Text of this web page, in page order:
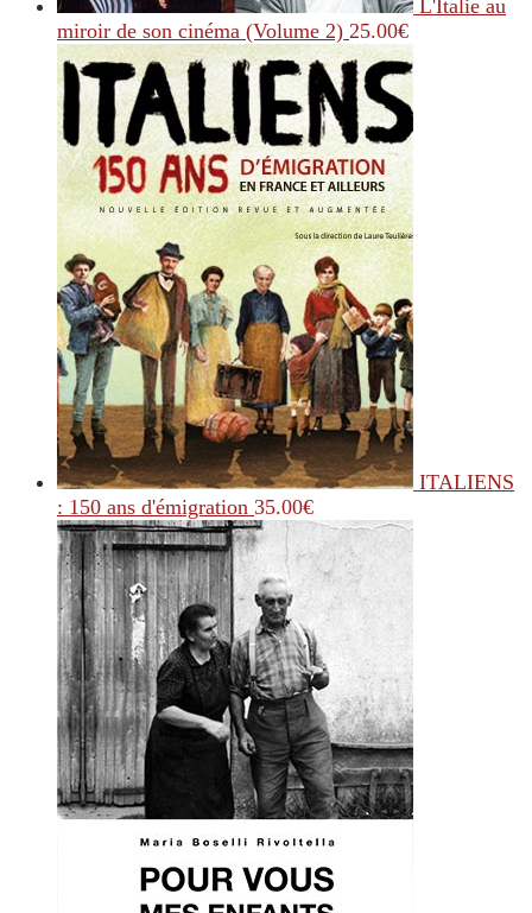
L'Italie au
miroir de son cinéma (Volume 2) 25.00€
ITALIENS
: 150 ans d'émigration 35.00€